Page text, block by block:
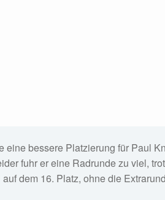
eine bessere Platzierung für Paul
fuhr er eine Radrunde zu viel,
dem 16. Platz, ohne die